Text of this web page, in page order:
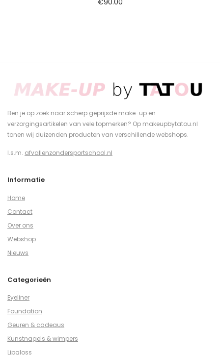
€90.00
Ben je op zoek naar scherp geprijsde make-up en
verzorgingsartikelen van vele topmerken? Op makeupbytatou.nl
tonen wij duizenden producten van verschillende webshops.
I.s.m. afvallenzondersportschool.nl
Informatie
Home
Contact
Over ons
Webshop
Nieuws
Categorieën
Eyeliner
Foundation
Geuren & cadeaus
Kunstnagels & wimpers
Lipgloss